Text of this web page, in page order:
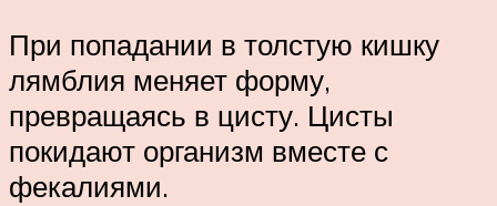
При попадании в толстую кишку
лямблия меняет форму,
превращаясь в цисту. Цисты
покидают организм вместе с
фекалиями.